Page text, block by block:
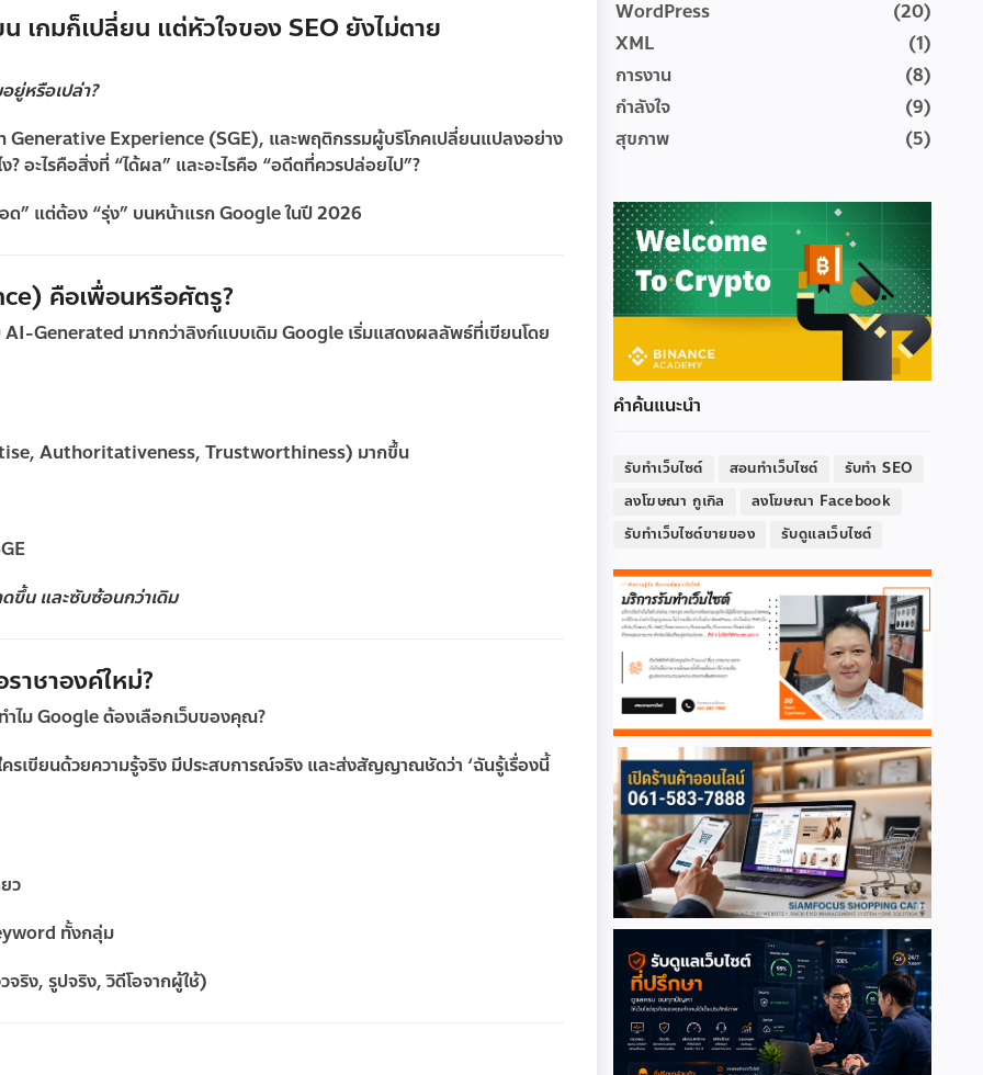
เกมก็เปลี่ยน แต่หัวใจของ SEO ยังไม่ตาย
ยู่หรือเปล่า?
Generative Experience (SGE), และพฤติกรรมผู้บริโภคเปลี่ยนแปลงอย่าง
? อะไรคือสิ่งที่ “ได้ผล” และอะไรคือ “อดีตที่ควรปล่อยไป”?
ด” แต่ต้อง “รุ่ง” บนหน้าแรก Google ในปี 2026
คือเพื่อนหรือศัตรู?
AI-Generated มากกว่าลิงก์แบบเดิม Google เริ่มแสดงผลลัพธ์ที่เขียนโดย
Authoritativeness, Trustworthiness) มากขึ้น
ขึ้น และซับซ้อนกว่าเดิม
าชาองค์ใหม่?
ไม Google ต้องเลือกเว็บของคุณ?
ครเขียนด้วยความรู้จริง มีประสบการณ์จริง และส่งสัญญาณชัดว่า ‘ฉันรู้เรื่องนี้
ว
ทั้งกลุ่ม
ริง, รูปจริง, วิดีโอจากผู้ใช้)
WordPress
(20)
XML
(1)
การงาน
(8)
กำลังใจ
(9)
สุขภาพ
(5)
คำค้นแนะนำ
รับทำเว็บไซต์ สอนทำเว็บไซต์
รับทำ SEO
ลงโฆษณา กูเกิล
ลงโฆษณา Facebook
รับทำเว็บไซต์ขายของ
รับดูแลเว็บไซต์